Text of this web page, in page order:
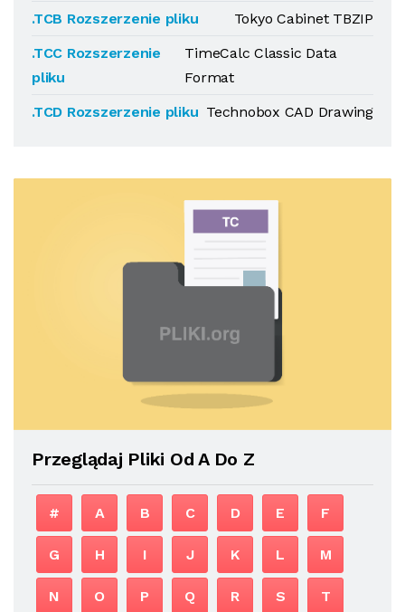
.TCB Rozszerzenie pliku
Tokyo Cabinet TBZIP
.TCC Rozszerzenie
pliku
TimeCalc Classic Data
Format
.TCD Rozszerzenie pliku Technobox CAD Drawing
Przeglądaj Pliki Od A Do Z
# A B C D E F
G H I J K L M
N O P Q R S T